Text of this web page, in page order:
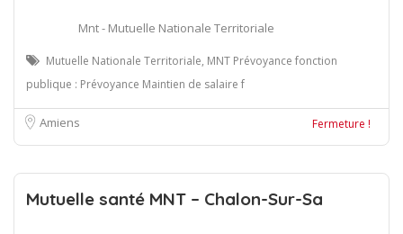
Mnt - Mutuelle Nationale Territoriale
Mutuelle Nationale Territoriale, MNT Prévoyance fonction
publique : Prévoyance Maintien de salaire f
Amiens Fermeture !
Mutuelle santé MNT – Chalon-Sur-Sa